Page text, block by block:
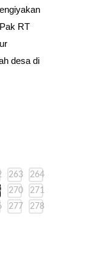
RT
desa di
263
264
270
271
277 278